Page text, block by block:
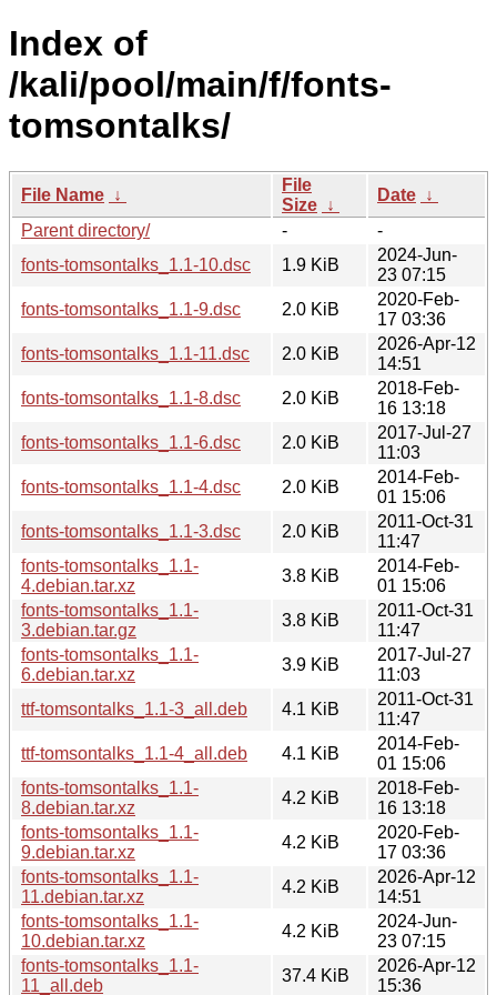
Index of
/kali/pool/main/f/fonts-
tomsontalks/
File Name ↓
File
Size ↓
Date ↓
Parent directory/
-
-
fonts-tomsontalks_1.1-10.dsc
1.9 KiB
2024-Jun-
23 07:15
fonts-tomsontalks_1.1-9.dsc
2.0 KiB
2020-Feb-
17 03:36
fonts-tomsontalks_1.1-11.dsc
2.0 KiB
2026-Apr-12
14:51
fonts-tomsontalks_1.1-8.dsc
2.0 KiB
2018-Feb-
16 13:18
fonts-tomsontalks_1.1-6.dsc
2.0 KiB
2017-Jul-27
11:03
fonts-tomsontalks_1.1-4.dsc
2.0 KiB
2014-Feb-
01 15:06
fonts-tomsontalks_1.1-3.dsc
2.0 KiB
2011-Oct-31
11:47
fonts-tomsontalks_1.1-
4.debian.tar.xz
3.8 KiB
2014-Feb-
01 15:06
fonts-tomsontalks_1.1-
3.debian.tar.gz
3.8 KiB
2011-Oct-31
11:47
fonts-tomsontalks_1.1-
6.debian.tar.xz
3.9 KiB
2017-Jul-27
11:03
ttf-tomsontalks_1.1-3_all.deb
4.1 KiB
2011-Oct-31
11:47
ttf-tomsontalks_1.1-4_all.deb
4.1 KiB
2014-Feb-
01 15:06
fonts-tomsontalks_1.1-
8.debian.tar.xz
4.2 KiB
2018-Feb-
16 13:18
fonts-tomsontalks_1.1-
9.debian.tar.xz
4.2 KiB
2020-Feb-
17 03:36
fonts-tomsontalks_1.1-
11.debian.tar.xz
4.2 KiB
2026-Apr-12
14:51
fonts-tomsontalks_1.1-
10.debian.tar.xz
4.2 KiB
2024-Jun-
23 07:15
fonts-tomsontalks_1.1-
11_all.deb
37.4 KiB
2026-Apr-12
15:36